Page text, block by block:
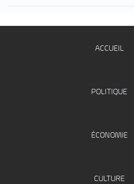
ACCUEIL
POLITIQUE
ÉCONOMIE
CULTURE